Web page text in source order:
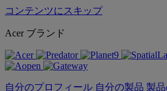
コンテンツにスキップ
Acer ブランド
自分のプロフィール 自分の製品 製